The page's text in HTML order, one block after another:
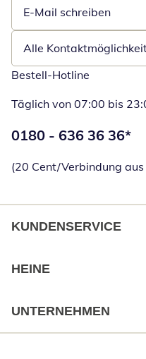
E-Mail schreiben
Öffnet E-Mail-Client
Alle
Bestell-Hotline
Täglich von 07:00 bis
Telefonnummer:
0180 - 636 36 36*
(20 Cent/Verbindung
KUNDENSERVICE
HEINE
UNTERNEHMEN